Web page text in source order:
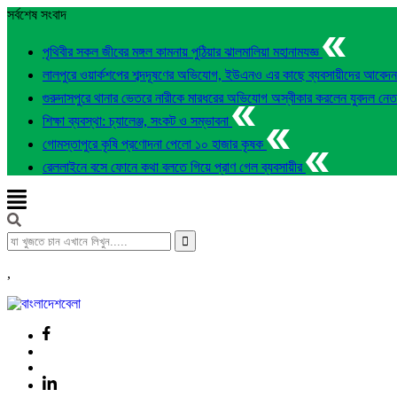
সর্বশেষ সংবাদ
পৃথিবীর সকল জীবের মঙ্গল কামনায় পুঠিয়ার ঝালমালিয়া মহানামযজ্ঞ
লালপুরে ওয়ার্কশপের শব্দদূষণের অভিযোগ, ইউএনও এর কাছে ব্যবসায়ীদের
গুরুদাসপুরে থানার ভেতরে নারীকে মারধরের অভিযোগ অস্বীকার করলেন যুবদল
শিক্ষা ব্যবস্থা: চ্যালেঞ্জ, সংকট ও সম্ভাবনা
গোমস্তাপুরে কৃষি প্রণোদনা পেলো ১০ হাজার কৃষক
রেললাইনে বসে ফোনে কথা বলতে গিয়ে প্রাণ গেল ব্যবসায়ীর
,